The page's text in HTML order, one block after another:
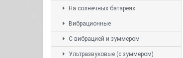
На солнечных батареях
Вибрационные
С вибрацией и зуммером
Ультразвуковые (с зуммером)